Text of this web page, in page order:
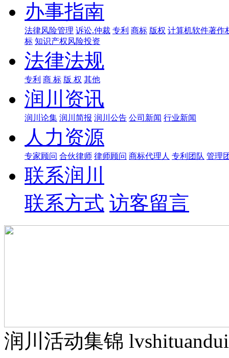
办事指南
法律风险管理 诉讼.仲裁 专利 商标 版权 计算机软件著作
标 知识产权风险投资
法律法规
专利 商 标 版 权 其他
润川资讯
润川论集 润川简报 润川公告 公司新闻 行业新闻
人力资源
专家顾问 合伙律师 律师顾问 商标代理人 专利团队 管理
联系润川
联系方式 访客留言
润川活动集锦 lvshituandui